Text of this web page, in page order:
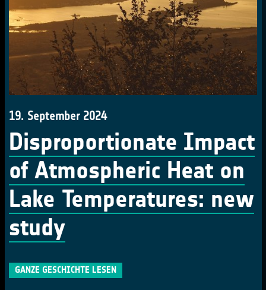
19. September 2024
Disproportionate Impact
of Atmospheric Heat on
Lake Temperatures: new
study
GANZE GESCHICHTE LESEN